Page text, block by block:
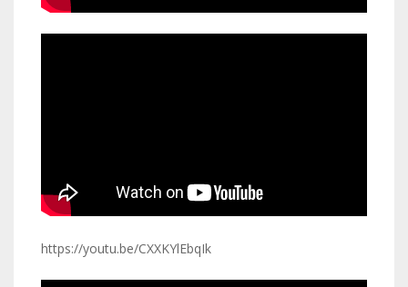
https://youtu.be/CXXKYlEbqIk